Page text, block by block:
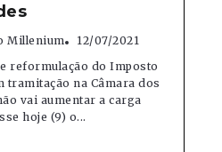
Millenium
12/07/2021
reformulação do Imposto
tramitação na Câmara dos
vai aumentar a carga
hoje (9) o...